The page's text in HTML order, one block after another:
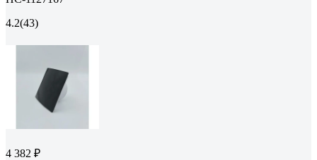
4.2(43)
4 382 ₽